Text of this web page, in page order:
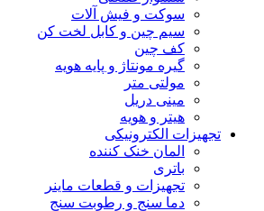
سوکت و فیش آلات
سیم چین و کابل لخت کن
کف چین
گیره مونتاژ و پایه هویه
مولتی متر
مینی دریل
هیتر و هویه
تجهیزات الکترونیکی
المان خنک کننده
باتری
تجهیزات و قطعات ماینر
دما سنج و رطوبت سنج